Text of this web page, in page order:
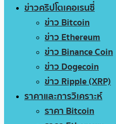
ข่าวคริปโตเคอเรนซี่
ข่าว Bitcoin
ข่าว Ethereum
ข่าว Binance Coin
ข่าว Dogecoin
ข่าว Ripple (XRP)
ราคาและการวิเคราะห์
ราคา Bitcoin